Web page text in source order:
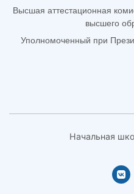
Высшая аттестационная
высшего
Уполномоченный при
Начальная